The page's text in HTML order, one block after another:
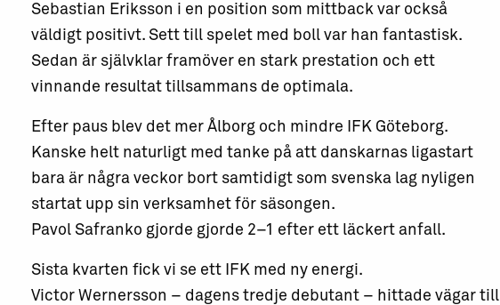
Sebastian Eriksson i en position som mittback var också
väldigt positivt. Sett till spelet med boll var han fantastisk.
Sedan är självklar framöver en stark prestation och ett
vinnande resultat tillsammans de optimala.
Efter paus blev det mer Ålborg och mindre IFK Göteborg.
Kanske helt naturligt med tanke på att danskarnas ligastart
bara är några veckor bort samtidigt som svenska lag nyligen
startat upp sin verksamhet för säsongen.
Pavol Safranko gjorde gjorde 2–1 efter ett läckert anfall.
Sista kvarten fick vi se ett IFK med ny energi.
Victor Wernersson – dagens tredje debutant – hittade vägar till